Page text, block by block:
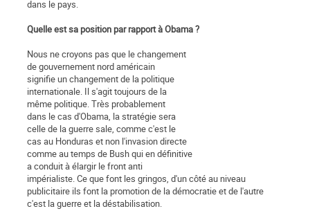
dans le pays.
Quelle est sa position par rapport à Obama ?
Nous ne croyons pas que le changement
de gouvernement nord américain
signifie un changement de la politique
internationale. Il s'agit toujours de la
même politique. Très probablement
dans le cas d'Obama, la stratégie sera
celle de la guerre sale, comme c'est le
cas au Honduras et non l'invasion directe
comme au temps de Bush qui en définitive
a conduit à élargir le front anti
impérialiste. Ce que font les gringos, d'un côté au niveau
publicitaire ils font la promotion de la démocratie et de l'autre
c'est la guerre et la déstabilisation.